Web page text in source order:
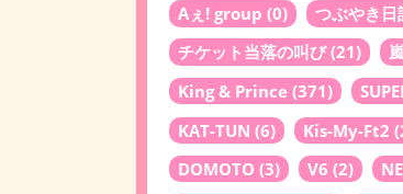
Aぇ! group (0) つぶやき日
チケット当落の叫び(21)
King & Prince (371)
KAT-TUN (6) Kis-My-Ft2
DOMOTO (3) V6 (2)